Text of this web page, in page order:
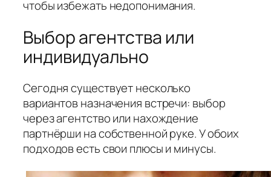
чтобы избежать недопонимания.
Выбор агентства или
индивидуально
Сегодня существует несколько
вариантов назначения встречи: выбор
через агентство или нахождение
партнёрши на собственной руке. У обоих
подходов есть свои плюсы и минусы.